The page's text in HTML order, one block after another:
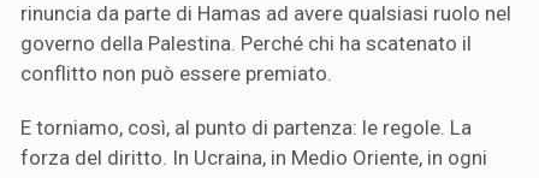
rinuncia da parte di Hamas ad avere qualsiasi ruolo nel
governo della Palestina. Perché chi ha scatenato il
conflitto non può essere premiato.
E torniamo, così, al punto di partenza: le regole. La
forza del diritto. In Ucraina, in Medio Oriente, in ogni